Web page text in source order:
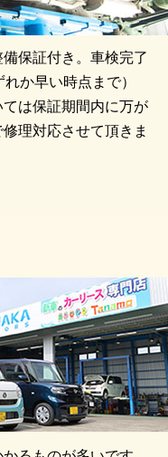
保証付き。車検完了
か早い時点まで）
は保証期間内に万が
理対応させて頂きま